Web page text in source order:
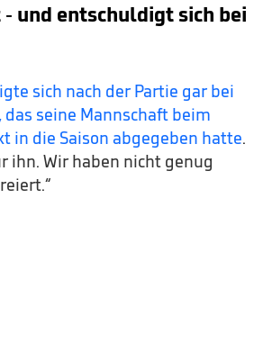
und entschuldigt sich bei
sich nach der Partie gar bei
das seine Mannschaft beim
in die Saison abgegeben hatte.
ihn. Wir haben nicht genug